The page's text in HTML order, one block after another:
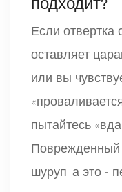
Если отвертка
оставляет
или вы
пытайтесь
шуруп, а это -